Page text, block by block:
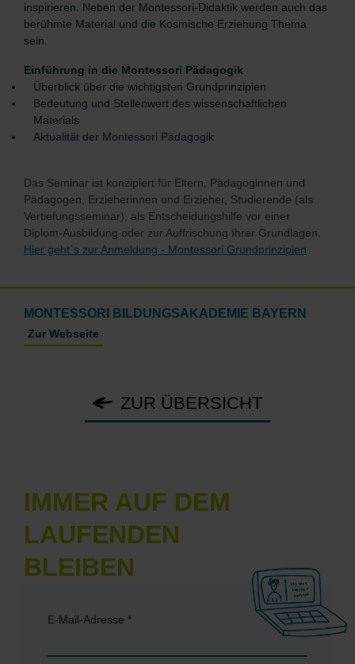
inspirieren. Neben der Montessori-Didaktik werden auch das
berühmte Material und die Kosmische Erziehung Thema
sein.
Einführung in die Montessori Pädagogik
Überblick über die wichtigsten Grundprinzipien
Bedeutung und Stellenwert des wissenschaftlichen
Materials
Aktualität der Montessori Pädagogik
Das Seminar ist konzipiert für Eltern, Pädagoginnen und
Pädagogen, Erzieherinnen und Erzieher, Studierende (als
Vertiefungsseminar), als Entscheidungshilfe vor einer
Diplom-Ausbildung oder zur Auffrischung Ihrer Grundlagen.
Hier geht`s zur Anmeldung - Montessori Grundprinzipien
MONTESSORI BILDUNGSAKADEMIE BAYERN
Zur Webseite
ZUR ÜBERSICHT
IMMER AUF DEM
LAUFENDEN
BLEIBEN
E-Mail-Adresse *